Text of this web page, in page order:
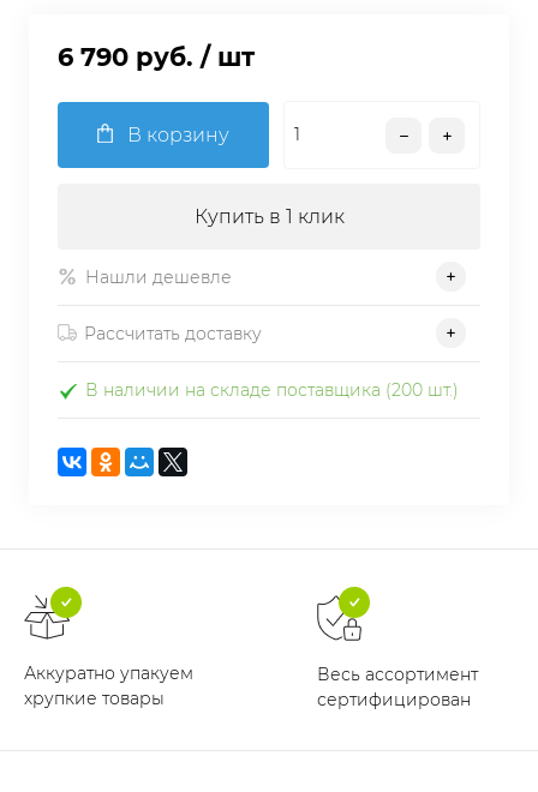
6 790 руб. / шт
В корзину
Купить в 1 клик
Нашли дешевле
Рассчитать доставку
В наличии на складе поставщика (200 шт.)
Аккуратно упакуем
хрупкие товары
Весь ассортимент
сертифицирован